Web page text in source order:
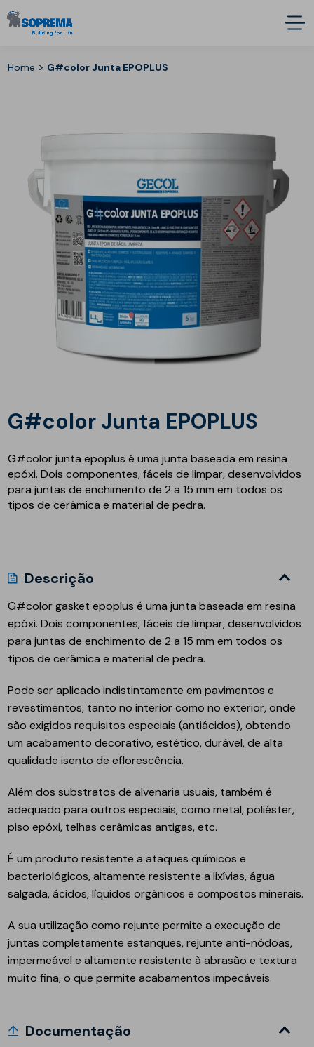
Home > G#color Junta EPOPLUS
G#color Junta EPOPLUS
G#color junta epoplus é uma junta baseada em resina
epóxi. Dois componentes, fáceis de limpar, desenvolvidos
para juntas de enchimento de 2 a 15 mm em todos os
tipos de cerâmica e material de pedra.
Descrição
G#color gasket epoplus é uma junta baseada em resina
epóxi. Dois componentes, fáceis de limpar, desenvolvidos
para juntas de enchimento de 2 a 15 mm em todos os
tipos de cerâmica e material de pedra.
Pode ser aplicado indistintamente em pavimentos e
revestimentos, tanto no interior como no exterior, onde
são exigidos requisitos especiais (antiácidos), obtendo
um acabamento decorativo, estético, durável, de alta
qualidade isento de eflorescência.
Além dos substratos de alvenaria usuais, também é
adequado para outros especiais, como metal, poliéster,
piso epóxi, telhas cerâmicas antigas, etc.
É um produto resistente a ataques químicos e
bacteriológicos, altamente resistente a lixívias, água
salgada, ácidos, líquidos orgânicos e compostos minerais.
A sua utilização como rejunte permite a execução de
juntas completamente estanques, rejunte anti-nódoas,
impermeável e altamente resistente à abrasão e textura
muito fina, o que permite acabamentos impecáveis.
Documentação